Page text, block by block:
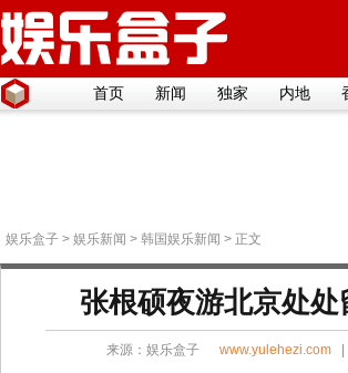
首页 新闻 独家 内地
娱乐盒子 > 娱乐新闻 > 韩国娱乐新闻 > 正文
张根硕夜游北京处
来源： 娱乐盒子 www.yulehezi.com |